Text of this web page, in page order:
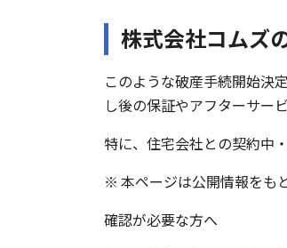
株式会社コムズ
このような破産手続開始決
し後の保証やアフターサー
特に、住宅会社との契約中
※ 本ページは公開情報をも
確認が必要な方へ